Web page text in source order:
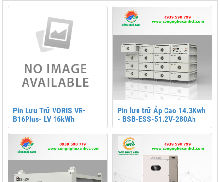
Pin Lưu Trữ VORIS VR-
B16Plus- LV 16kWh
Pin lưu trữ Áp Cao 14.3Kwh
- BSB-ESS-51.2V-280Ah